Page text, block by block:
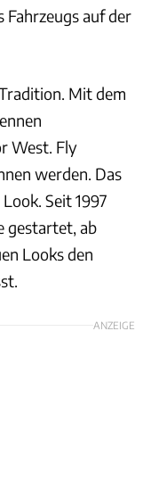
Fahrzeugs auf der
Mit dem
West. Fly
werden. Das
Seit 1997
gestartet, ab
Looks den
ANZEIGE